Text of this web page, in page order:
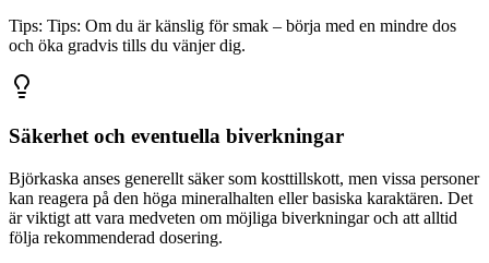
Tips: Tips: Om du är känslig för smak – börja med en mindre dos
och öka gradvis tills du vänjer dig.
Säkerhet och eventuella biverkningar
Björkaska anses generellt säker som kosttillskott, men vissa personer
kan reagera på den höga mineralhalten eller basiska karaktären. Det
är viktigt att vara medveten om möjliga biverkningar och att alltid
följa rekommenderad dosering.